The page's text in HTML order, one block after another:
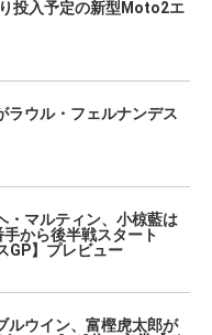
投入予定の新型Moto2エ
ラウル・フェルナンデス
・マルティン、小椋藍は
から後半戦スタート
GP】プレビュー
ルウイン、富樫虎太郎が